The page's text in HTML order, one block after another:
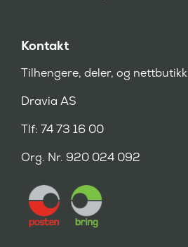
Kontakt
Tilhengere, deler, og nettbutikk
Dravia AS
Tlf: 74 73 16 00
Org. Nr. 920 024 092